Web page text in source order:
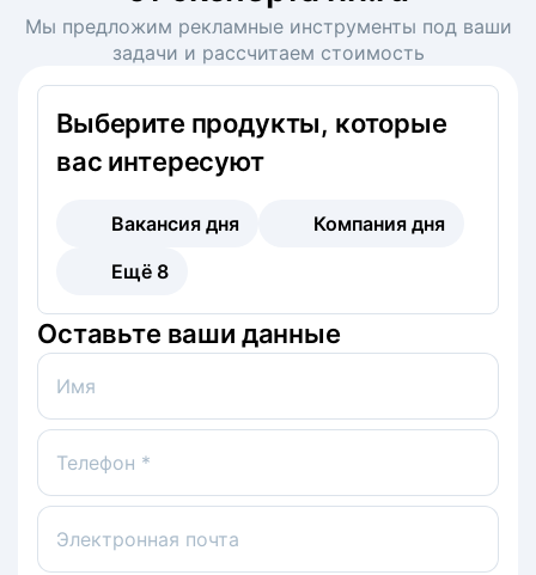
Мы предложим рекламные инструменты под ваши
задачи и рассчитаем стоимость
Выберите продукты, которые
вас интересуют
Вакансия дня
Компания дня
Ещё 8
Оставьте ваши данные
Имя
Телефон *
Электронная почта